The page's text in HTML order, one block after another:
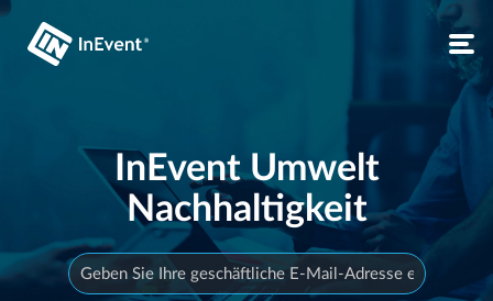
InEvent Umwelt
Nachhaltigkeit